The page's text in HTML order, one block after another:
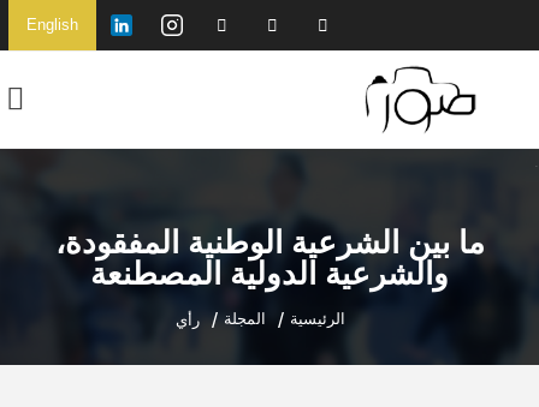
English
ما بين الشرعية الوطنية المفقودة،
والشرعية الدولية المصطنعة
الرئيسية المجلة رأي